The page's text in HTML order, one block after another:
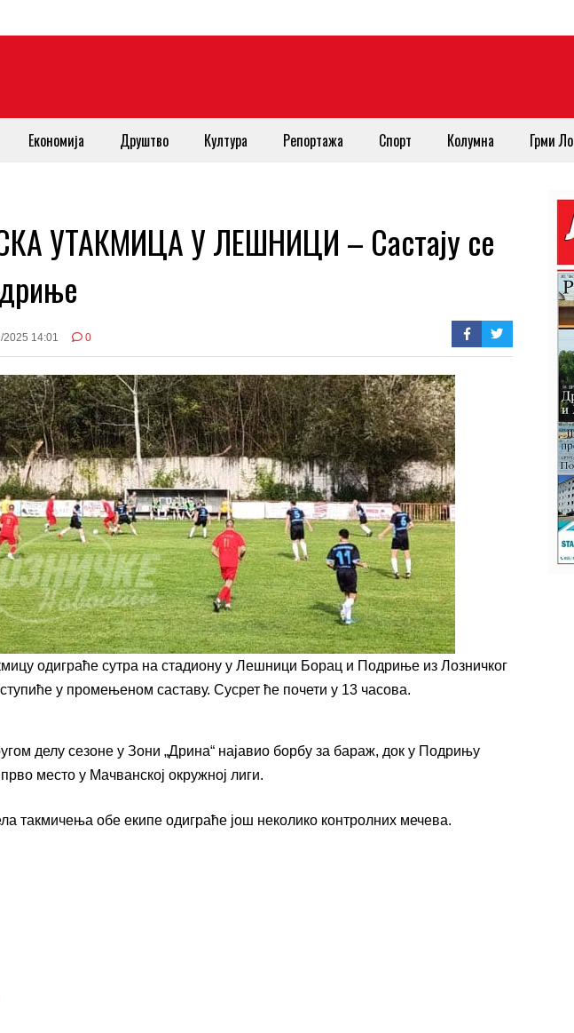
Економија Друштво Култура Репортажа Спорт Колумна Грми Ло
УТАКМИЦА У ЛЕШНИЦИ – Састају се
2025 14:01 0
одиграће сутра на стадиону у Лешници Борац и Подриње из Лозничког
у промењеном саставу. Сусрет ће почети у 13 часова.
делу сезоне у Зони „Дрина“ најавио борбу за бараж, док у Подрињу
место у Мачванској окружној лиги.
такмичења обе екипе одиграће још неколико контролних мечева.